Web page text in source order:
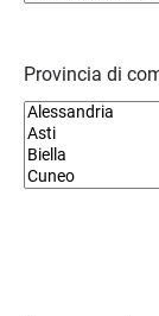
Provincia di